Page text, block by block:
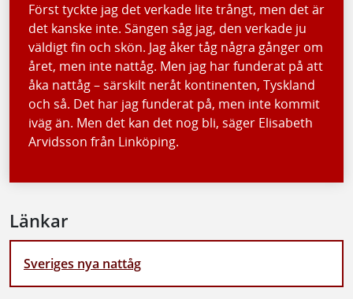
Först tyckte jag det verkade lite trångt, men det är
det kanske inte. Sängen såg jag, den verkade ju
väldigt fin och skön. Jag åker tåg några gånger om
året, men inte nattåg. Men jag har funderat på att
åka nattåg – särskilt neråt kontinenten, Tyskland
och så. Det har jag funderat på, men inte kommit
iväg än. Men det kan det nog bli, säger Elisabeth
Arvidsson från Linköping.
Länkar
Sveriges nya nattåg